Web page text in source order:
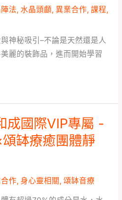
法, 水晶頭顱, 異業合作, 課程,
神秘吸引–不論是天然還是人
麗的裝飾品，進而開始學習
成國際VIP專屬 -
頌缽療癒團體靜
作, 身心靈相關, 頌缽音療